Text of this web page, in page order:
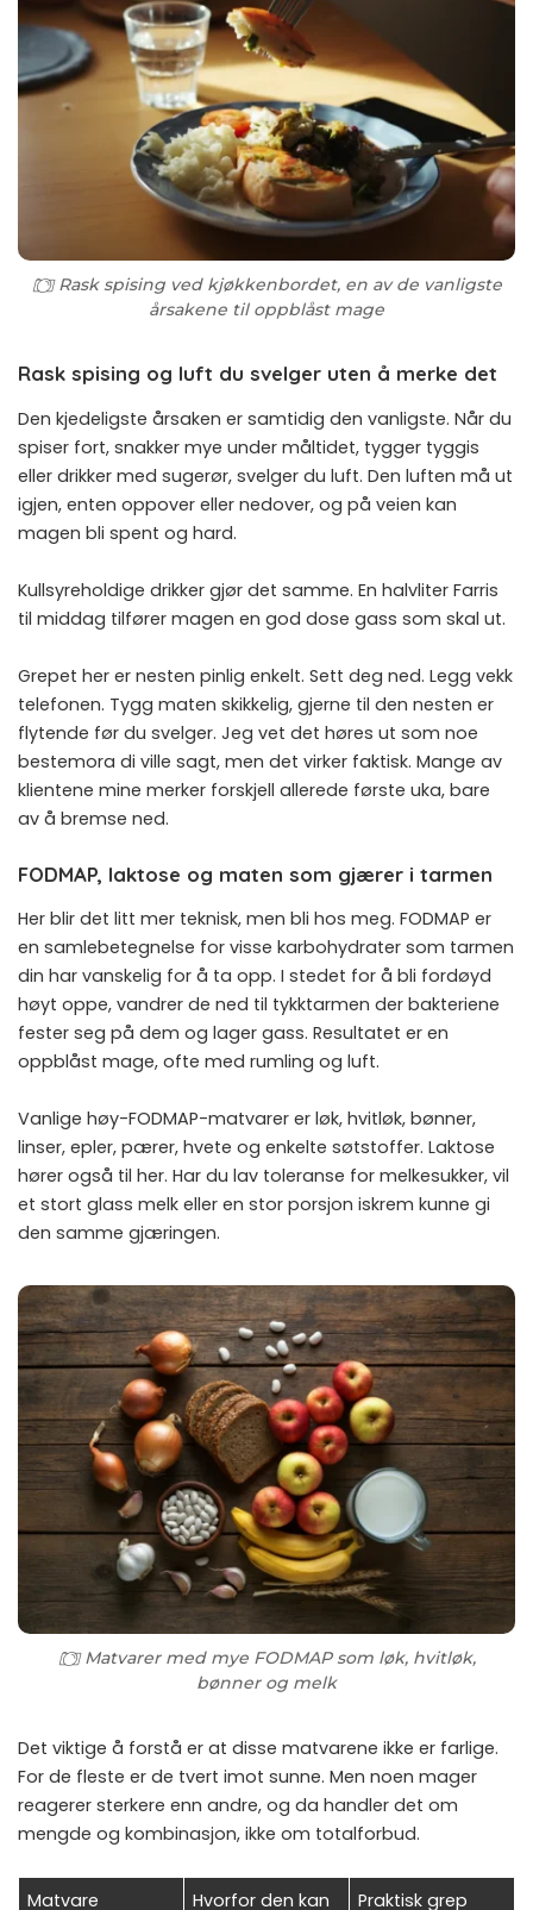
Rask spising ved kjøkkenbordet, en av de vanligste
årsakene til oppblåst mage
Rask spising og luft du svelger uten å merke det
Den kjedeligste årsaken er samtidig den vanligste. Når du
spiser fort, snakker mye under måltidet, tygger tyggis
eller drikker med sugerør, svelger du luft. Den luften må ut
igjen, enten oppover eller nedover, og på veien kan
magen bli spent og hard.
Kullsyreholdige drikker gjør det samme. En halvliter Farris
til middag tilfører magen en god dose gass som skal ut.
Grepet her er nesten pinlig enkelt. Sett deg ned. Legg vekk
telefonen. Tygg maten skikkelig, gjerne til den nesten er
flytende før du svelger. Jeg vet det høres ut som noe
bestemora di ville sagt, men det virker faktisk. Mange av
klientene mine merker forskjell allerede første uka, bare
av å bremse ned.
FODMAP, laktose og maten som gjærer i tarmen
Her blir det litt mer teknisk, men bli hos meg. FODMAP er
en samlebetegnelse for visse karbohydrater som tarmen
din har vanskelig for å ta opp. I stedet for å bli fordøyd
høyt oppe, vandrer de ned til tykktarmen der bakteriene
fester seg på dem og lager gass. Resultatet er en
oppblåst mage, ofte med rumling og luft.
Vanlige høy-FODMAP-matvarer er løk, hvitløk, bønner,
linser, epler, pærer, hvete og enkelte søtstoffer. Laktose
hører også til her. Har du lav toleranse for melkesukker, vil
et stort glass melk eller en stor porsjon iskrem kunne gi
den samme gjæringen.
Matvarer med mye FODMAP som løk, hvitløk,
bønner og melk
Det viktige å forstå er at disse matvarene ikke er farlige.
For de fleste er de tvert imot sunne. Men noen mager
reagerer sterkere enn andre, og da handler det om
mengde og kombinasjon, ikke om totalforbud.
Matvare Hvorfor den kan Praktisk grep